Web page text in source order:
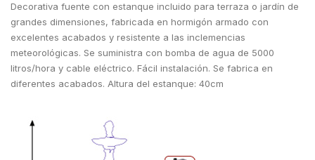
Decorativa fuente con estanque incluido para terraza o jardín de
grandes dimensiones, fabricada en hormigón armado con
excelentes acabados y resistente a las inclemencias
meteorológicas. Se suministra con bomba de agua de 5000
litros/hora y cable eléctrico. Fácil instalación. Se fabrica en
diferentes acabados. Altura del estanque: 40cm